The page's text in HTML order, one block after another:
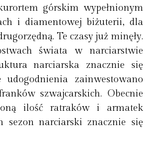
górskim wypełnionym
i diamentowej biżuterii, dla
Te czasy już minęły.
świata w narciarstwie
narciarska znacznie się
udogodnienia zainwestowano
szwajcarskich. Obecnie
ilość ratraków i armatek
sezon narciarski znacznie się